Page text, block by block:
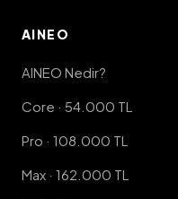
AINEO
AINEO Nedir?
Core · 54.000 TL
Pro · 108.000 TL
Max · 162.000 TL